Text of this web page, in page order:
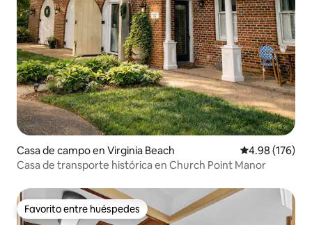
Casa de campo en Virginia Beach Calificación
4.98 (176)
Casa de transporte histórica en Church Point Manor
Favorito entre huéspedes
Favorito entre huéspedes